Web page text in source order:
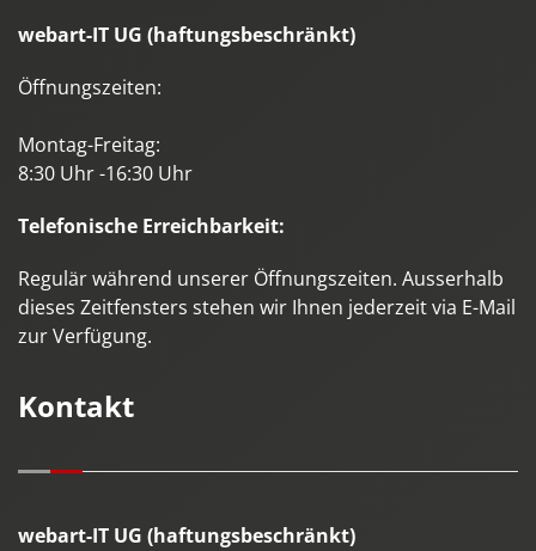
webart-IT UG (haftungsbeschränkt)
Öffnungszeiten:
Montag-Freitag:
8:30 Uhr -16:30 Uhr
Telefonische Erreichbarkeit:
Regulär während unserer Öffnungszeiten. Ausserhalb
dieses Zeitfensters stehen wir Ihnen jederzeit via E-Mail
zur Verfügung.
Kontakt
webart-IT UG (haftungsbeschränkt)